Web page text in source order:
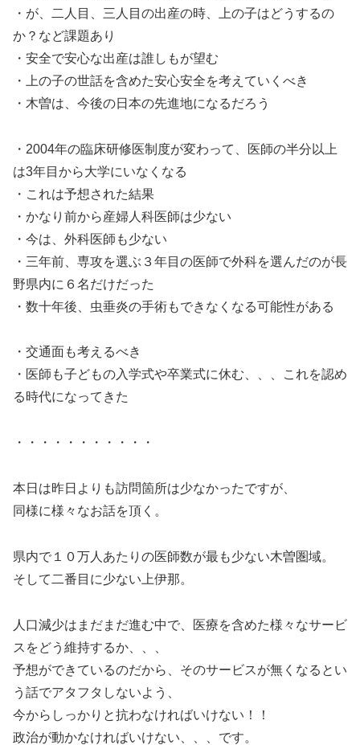
・が、二人目、三人目の出産の時、上の子はどうするの
か？など課題あり
・安全で安心な出産は誰しもが望む
・上の子の世話を含めた安心安全を考えていくべき
・木曽は、今後の日本の先進地になるだろう
・2004年の臨床研修医制度が変わって、医師の半分以上
は3年目から大学にいなくなる
・これは予想された結果
・かなり前から産婦人科医師は少ない
・今は、外科医師も少ない
・三年前、専攻を選ぶ３年目の医師で外科を選んだのが長
野県内に６名だけだった
・数十年後、虫垂炎の手術もできなくなる可能性がある
・交通面も考えるべき
・医師も子どもの入学式や卒業式に休む、、、これを認め
る時代になってきた
・・・・・・・・・・・
本日は昨日よりも訪問箇所は少なかったですが、
同様に様々なお話を頂く。
県内で１０万人あたりの医師数が最も少ない木曽圏域。
そして二番目に少ない上伊那。
人口減少はまだまだ進む中で、医療を含めた様々なサービ
スをどう維持するか、、、
予想ができているのだから、そのサービスが無くなるとい
う話でアタフタしないよう、
今からしっかりと抗わなければいけない！！
政治が動かなければいけない、、、です。